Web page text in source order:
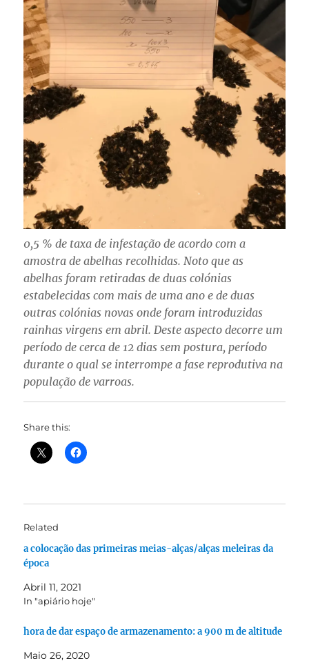
0,5 % de taxa de infestação de acordo com a
amostra de abelhas recolhidas. Noto que as
abelhas foram retiradas de duas colónias
estabelecidas com mais de uma ano e de duas
outras colónias novas onde foram introduzidas
rainhas virgens em abril. Deste aspecto decorre um
período de cerca de 12 dias sem postura, período
durante o qual se interrompe a fase reprodutiva na
população de varroas.
Share this:
Related
a colocação das primeiras meias-alças/alças meleiras da
época
Abril 11, 2021
In "apiário hoje"
hora de dar espaço de armazenamento: a 900 m de altitude
Maio 26, 2020